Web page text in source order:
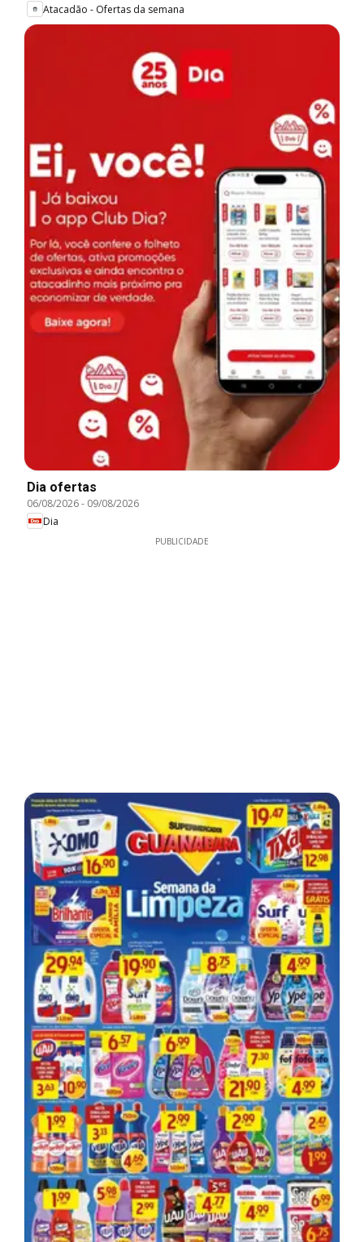
Atacadão - Ofertas da semana
Dia ofertas
06/08/2026- 09/08/2026
Dia
PUBLICIDADE